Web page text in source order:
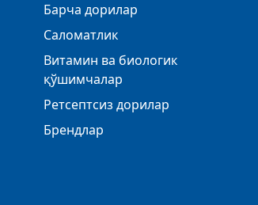
Барча дорилар
Саломатлик
Витамин ва биологик
қўшимчалар
Ретсептсиз дорилар
Брендлар